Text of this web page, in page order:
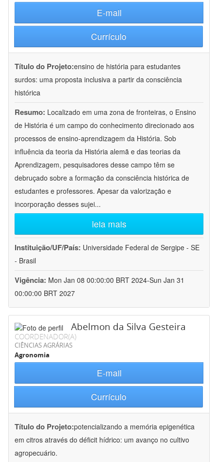
E-mail
Currículo
Título do Projeto:ensino de história para estudantes
surdos: uma proposta inclusiva a partir da consciência
histórica
Resumo: Localizado em uma zona de fronteiras, o Ensino
de História é um campo do conhecimento direcionado aos
processos de ensino-aprendizagem da História. Sob
influência da teoria da História alemã e das teorias da
Aprendizagem, pesquisadores desse campo têm se
debruçado sobre a formação da consciência histórica de
estudantes e professores. Apesar da valorização e
incorporação desses sujei...
leia mais
Instituição/UF/País: Universidade Federal de Sergipe - SE
- Brasil
Vigência: Mon Jan 08 00:00:00 BRT 2024-Sun Jan 31
00:00:00 BRT 2027
Abelmon da Silva Gesteira
COORDENADOR(A)
CIÊNCIAS AGRÁRIAS
Agronomia
E-mail
Currículo
Título do Projeto:potencializando a memória epigenética
em citros através do déficit hídrico: um avanço no cultivo
agropecuário.